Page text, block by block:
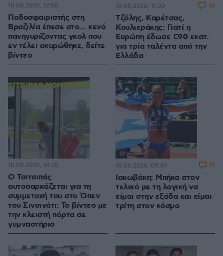
Ποδοσφαιριστής στη
Βραζιλία έπεσε στο... κενό
πανηγυρίζοντας γκολ που
εν τέλει ακυρώθηκε, δείτε
βίντεο
10.08.2026, 12:58
Τζόλης, Καρέτσας,
Κουλιεράκης: Γιατί η
Ευρώπη έδωσε €90 εκατ.
για τρία ταλέντα από την
Ελλάδα
10.08.2026, 11:00 36
Ο Τσιτσιπάς
αυτοσαρκάζεται για τη
συμμετοχή του στο Όπεν
του Σινσινάτι: Το βίντεο με
την κλειστή πόρτα σε
γυμναστήριο
10.08.2026, 10:55
Ιακωβάκη: Μπήκα στον
τελικό με τη λογική να
είμαι στην εξάδα και είμαι
τρίτη στον κόσμο
10.08.2026, 09:49 15